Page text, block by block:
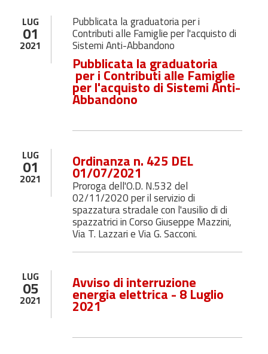
LUG
01
2021
Pubblicata la graduatoria per i
Contributi alle Famiglie per l'acquisto di
Sistemi Anti-Abbandono
Pubblicata la graduatoria
per i Contributi alle Famiglie
per l'acquisto di Sistemi Anti-
Abbandono
LUG
01
2021
Ordinanza n. 425 DEL
01/07/2021
Proroga dell'O.D. N.532 del
02/11/2020 per il servizio di
spazzatura stradale con l'ausilio di di
spazzatrici in Corso Giuseppe Mazzini,
Via T. Lazzari e Via G. Sacconi.
LUG
05
2021
Avviso di interruzione
energia elettrica - 8 Luglio
2021